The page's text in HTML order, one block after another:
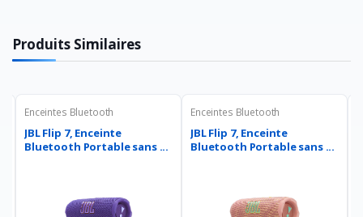
Produits Similaires
Enceintes Bluetooth
JBL Flip 7, Enceinte
Bluetooth Portable sans ...
Enceintes Bluetooth
JBL Flip 7, Enceinte
Bluetooth Portable sans ...